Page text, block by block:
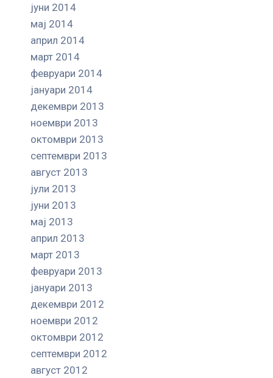
јуни 2014
мај 2014
април 2014
март 2014
февруари 2014
јануари 2014
декември 2013
ноември 2013
октомври 2013
септември 2013
август 2013
јули 2013
јуни 2013
мај 2013
април 2013
март 2013
февруари 2013
јануари 2013
декември 2012
ноември 2012
октомври 2012
септември 2012
август 2012